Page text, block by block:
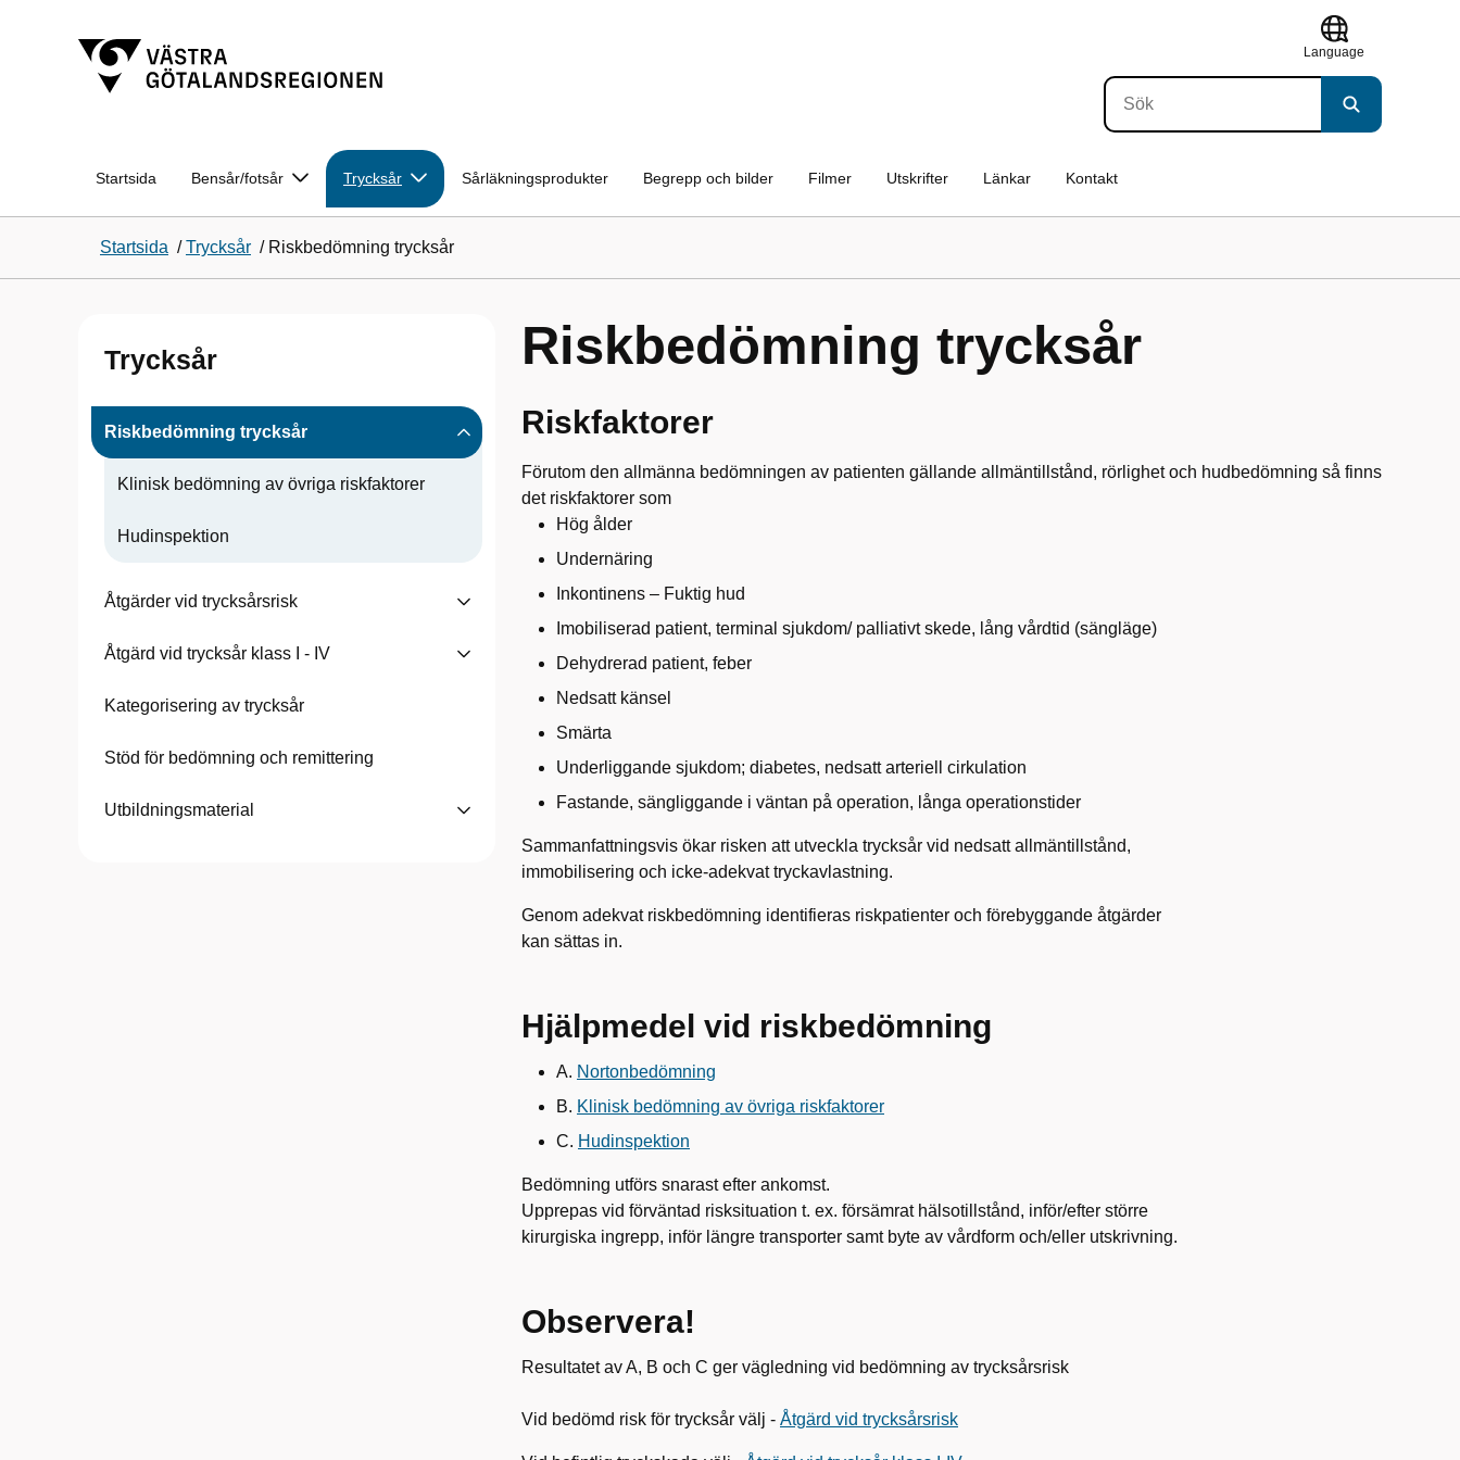
Language
Startsida Bensår/fotsår Trycksår Sårläkningsprodukter Begrepp och bilder Filmer Utskrifter Länkar Kontakt
Startsida /Trycksår / Riskbedömning trycksår
Trycksår
Riskbedömning trycksår
Klinisk bedömning av övriga riskfaktorer
Hudinspektion
Åtgärder vid trycksårsrisk
Åtgärd vid trycksår klass I - IV
Kategorisering av trycksår
Stöd för bedömning och remittering
Utbildningsmaterial
Riskbedömning trycksår
Riskfaktorer
Förutom den allmänna bedömningen av patienten gällande allmäntillstånd, rörlighet och hudbedömning så finns
det riskfaktorer som
Hög ålder
Undernäring
Inkontinens – Fuktig hud
Imobiliserad patient, terminal sjukdom/ palliativt skede, lång vårdtid (sängläge)
Dehydrerad patient, feber
Nedsatt känsel
Smärta
Underliggande sjukdom; diabetes, nedsatt arteriell cirkulation
Fastande, sängliggande i väntan på operation, långa operationstider
Sammanfattningsvis ökar risken att utveckla trycksår vid nedsatt allmäntillstånd,
immobilisering och icke-adekvat tryckavlastning.
Genom adekvat riskbedömning identifieras riskpatienter och förebyggande åtgärder
kan sättas in.
Hjälpmedel vid riskbedömning
A. Nortonbedömning
B. Klinisk bedömning av övriga riskfaktorer
C. Hudinspektion
Bedömning utförs snarast efter ankomst.
Upprepas vid förväntad risksituation t. ex. försämrat hälsotillstånd, inför/efter större
kirurgiska ingrepp, inför längre transporter samt byte av vårdform och/eller utskrivning.
Observera!
Resultatet av A, B och C ger vägledning vid bedömning av trycksårsrisk
Vid bedömd risk för trycksår välj - Åtgärd vid trycksårsrisk